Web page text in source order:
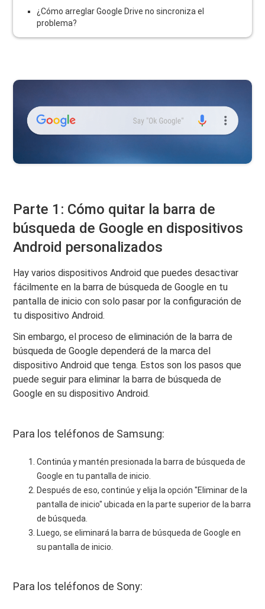
¿Cómo arreglar Google Drive no sincroniza el
problema?
Parte 1: Cómo quitar la barra de
búsqueda de Google en dispositivos
Android personalizados
Hay varios dispositivos Android que puedes desactivar
fácilmente en la barra de búsqueda de Google en tu
pantalla de inicio con solo pasar por la configuración de
tu dispositivo Android.
Sin embargo, el proceso de eliminación de la barra de
búsqueda de Google dependerá de la marca del
dispositivo Android que tenga. Estos son los pasos que
puede seguir para eliminar la barra de búsqueda de
Google en su dispositivo Android.
Para los teléfonos de Samsung:
Continúa y mantén presionada la barra de búsqueda de
Google en tu pantalla de inicio.
Después de eso, continúe y elija la opción "Eliminar de la
pantalla de inicio" ubicada en la parte superior de la barra
de búsqueda.
Luego, se eliminará la barra de búsqueda de Google en
su pantalla de inicio.
Para los teléfonos de Sony: